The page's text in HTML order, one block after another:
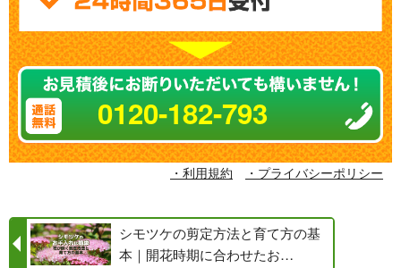
0120-182-793
・利用規約 ・プライバシーポリシー
シモツケの剪定方法と育て方の基
本｜開花時期に合わせたお…